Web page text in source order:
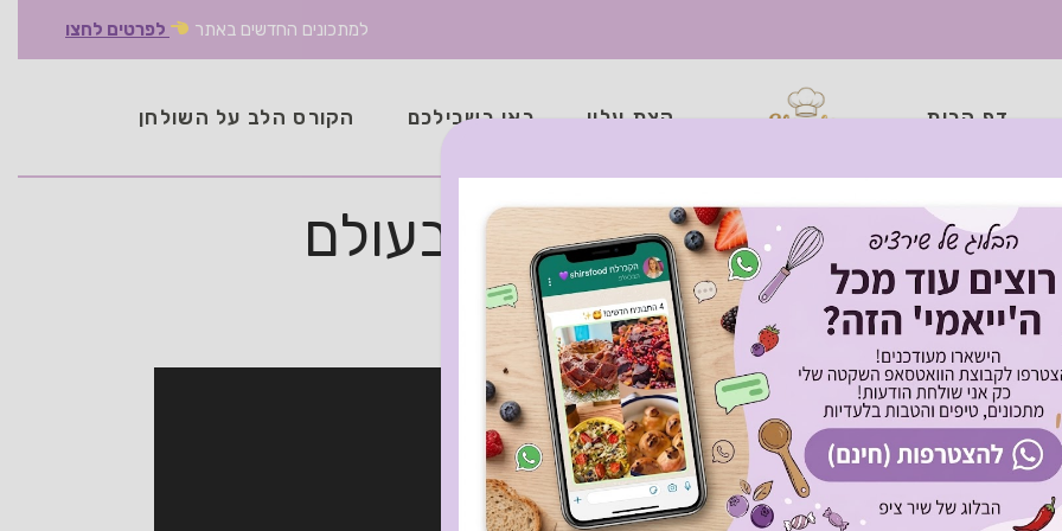
למתכונים החדשים באתר לפרטים לחצו
דף הבית קצת עליי כאן בשבילכם הקורס הלב על השולחן
פטריות – הכי טעימה בעולם